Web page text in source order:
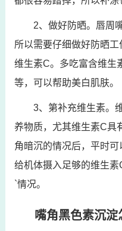
2、做好防晒。唇周
所以需要仔细做好防晒
维生素C。多吃富含维生
等，可以帮助美白肌肤。
3、第补充维生素。
养物质，尤其维生素C具
角暗沉的情况后，平时
给机体摄入足够的维生
`情况。
嘴角黑色素沉淀